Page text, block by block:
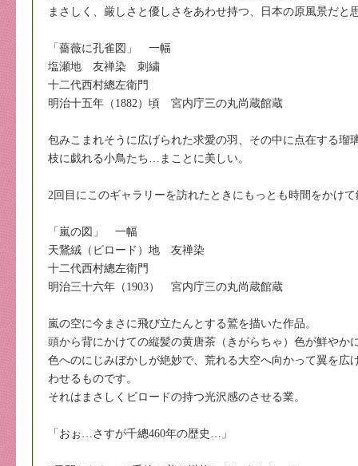
まさしく、厳しさと優しさをあわせ持つ、日本の原風景だと
「薔薇に孔雀図」 一幅
塩瀬地 友禅染 刺繍
十二代西村總左衛門
明治十五年（1882）頃 宮内庁三の丸尚蔵館蔵
包みこまれそうに広げられた求愛の羽、その中に点在する瑠
枝に戯れる小鳥たち…まことに美しい。
2回目にこのギャラリーを訪れたときにもっとも時間をかけ
「嵐の図」 一幅
天鵞絨（ビロード）地 友禅染
十二代西村總左衛門
明治三十六年（1903） 宮内庁三の丸尚蔵館蔵
嵐の空に今まさに飛び立たんとする鷲を描いた作品。
頭から背にかけての縦髪の黄唐茶（きがらちゃ）色が鮮やか
色へのにじみぼかしが絶妙で、荒れる大空へ向かって翼を広
わせるものです。
それはまさしくビロードの持つ光沢感のさせる業。
「おぉ…さすが千總460年の歴史…」